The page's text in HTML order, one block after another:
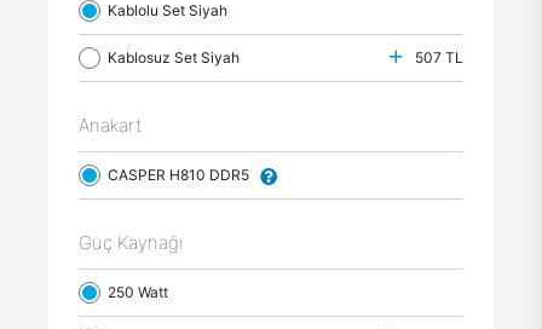
Kablolu Set Siyah
Kablosuz Set Siyah 507 TL
Anakart
CASPER H810 DDR5
Güç Kaynağı
250 Watt